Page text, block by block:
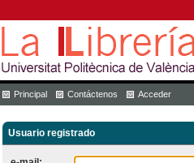
Principal Contáctenos Acceder
Usuario registrado